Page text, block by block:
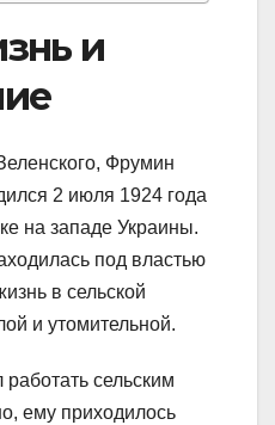
и
Фрумин
2 июля 1924 года
на западе Украины.
под властью
в сельской
и утомительной.
сельским
ему приходилось